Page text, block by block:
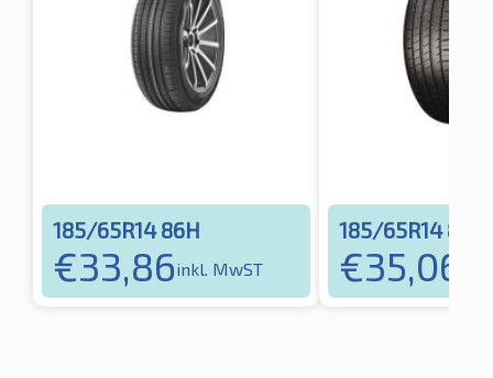
185/65R14 86H
€33,86inkl. MwST
185/65R14 86H
€35,06